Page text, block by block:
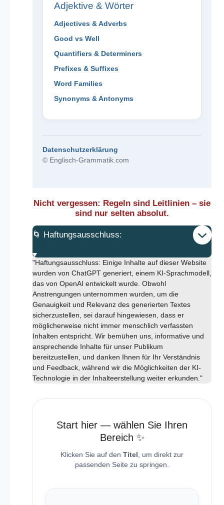
Adjektive & Wörter
Adjectives & Adverbs
Good vs Well
Quantifiers & Determiners
Prefixes & Suffixes
Word Families
Synonyms & Antonyms
Datenschutzerklärung
© Englisch-Grammatik.com
Nicht vergessen: Regeln sind Leitlinien – sie
sind nur selten absolut.
🌀 Haftungsausschluss:
"Haftungsausschluss: Einige Inhalte auf dieser Website
wurden von ChatGPT generiert, einem KI-Sprachmodell,
das von OpenAI entwickelt wurde. Obwohl
Anstrengungen unternommen wurden, um die
Genauigkeit und Relevanz des generierten Textes
sicherzustellen, sei darauf hingewiesen, dass er
möglicherweise nicht immer menschlich verfassten
Inhalten entspricht. Wir bemühen uns, informative und
ansprechende Inhalte für unser Publikum
bereitzustellen, und danken Ihnen für Ihr Verständnis
und Feedback, während wir die Möglichkeiten der KI-
Technologie in der Inhalteerstellung weiter erkunden."
Start hier — wählen Sie Ihren
Bereich ✨
Klicken Sie auf den Titel , um direkt zur
passenden Seite zu springen.